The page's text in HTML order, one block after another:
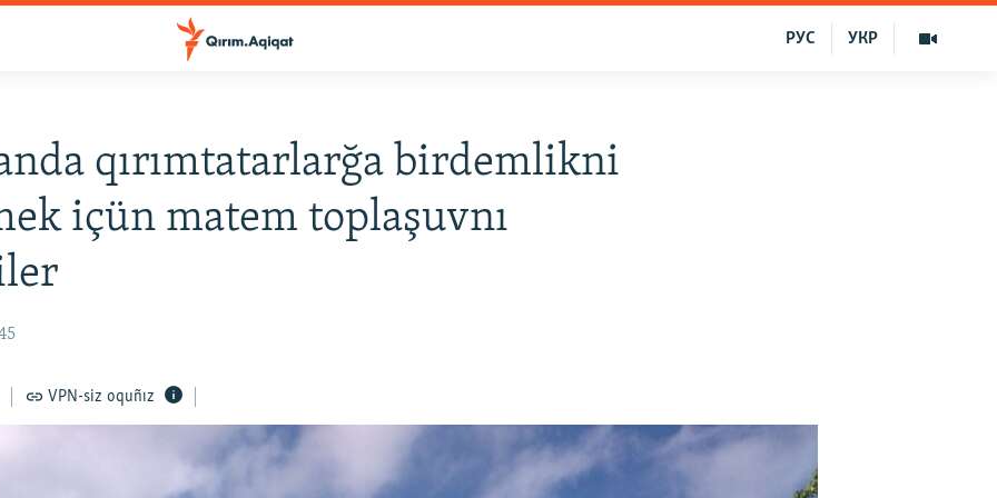
УКР
РУС
qırımtatarlarğa birdemlikni
içün matem toplaşuvnı
VPN-siz oquñız